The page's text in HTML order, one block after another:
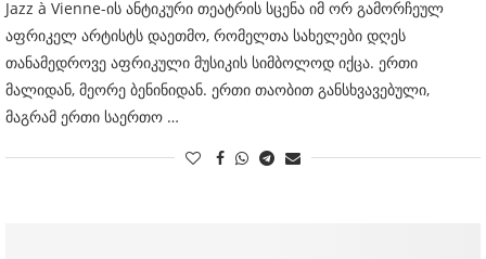
Jazz à Vienne-ის ანტიკური თეატრის სცენა იმ ორ გამორჩეულ
აფრიკელ არტისტს დაეთმო, რომელთა სახელები დღეს
თანამედროვე აფრიკული მუსიკის სიმბოლოდ იქცა. ერთი
მალიდან, მეორე ბენინიდან. ერთი თაობით განსხვავებული,
მაგრამ ერთი საერთო …